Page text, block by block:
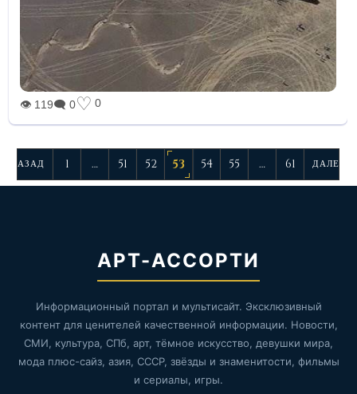
👁 119🗨 0♡ 0
НАЗАД 1 … 51 52 53 54 55 … 61 ДАЛЕЕ
АРТ-АССОРТИ
Информационный портал и мультисайт. Эксклюзивный
контент для ценителей качественной информации. Новости,
СМИ, культура, СПб, арт, тёмное искусство, девушки мира,
мода плюс-сайз, азия, СССР, звёзды и знаменитости, фильмы
и сериалы, игры.